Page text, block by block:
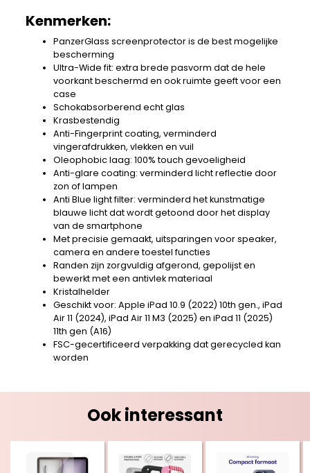
Kenmerken:
PanzerGlass screenprotector is de best mogelijke
bescherming
Ultra-Wide fit: extra brede pasvorm dat de hele
voorkant beschermd en ook ruimte geeft voor een
case
Schokabsorberend echt glas
Krasbestendig
Anti-Fingerprint coating, verminderd
vingerafdrukken, vlekken en vuil
Oleophobic laag: 100% touch gevoeligheid
Anti-glare coating: verminderd licht reflectie door
zon of lampen
Anti Blue light filter: verminderd het kunstmatige
blauwe licht dat wordt getoond door het display
van de smartphone
Met precisie gemaakt, uitsparingen voor speaker,
camera en andere toestel functies
Randen zijn zorgvuldig afgerond, gepolijst en
bewerkt met een antivlek materiaal
Kristalhelder
Geschikt voor: Apple iPad 10.9 (2022) 10th gen., iPad
Air 11 (2024), iPad Air 11 M3 (2025) en iPad 11 (2025)
11th gen (A16)
FSC-gecertificeerd verpakking dat gerecycled kan
worden
Ook interessant